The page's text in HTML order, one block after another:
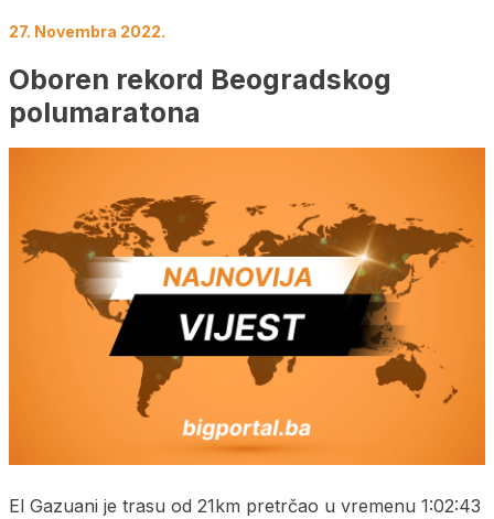
27. Novembra 2022.
Oboren rekord Beogradskog
polumaratona
El Gazuani je trasu od 21km pretrčao u vremenu 1:02:43